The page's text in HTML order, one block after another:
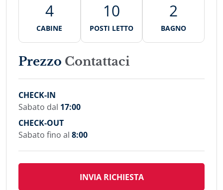
4
CABINE
10
POSTI LETTO
2
BAGNO
Prezzo Contattaci
CHECK-IN
Sabato dal 17:00
CHECK-OUT
Sabato fino al 8:00
INVIA RICHIESTA